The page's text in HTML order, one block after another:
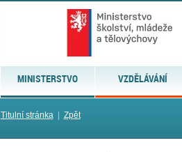
MINISTERSTVO VZDĚLÁVÁNÍ
Titulní stránka| Zpět